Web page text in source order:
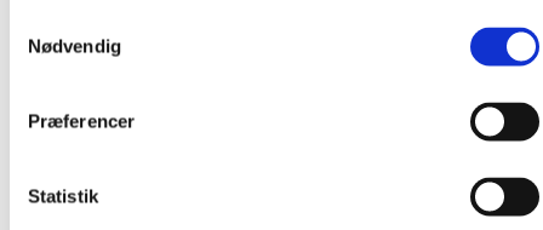
Nødvendig
Præferencer
Statistik